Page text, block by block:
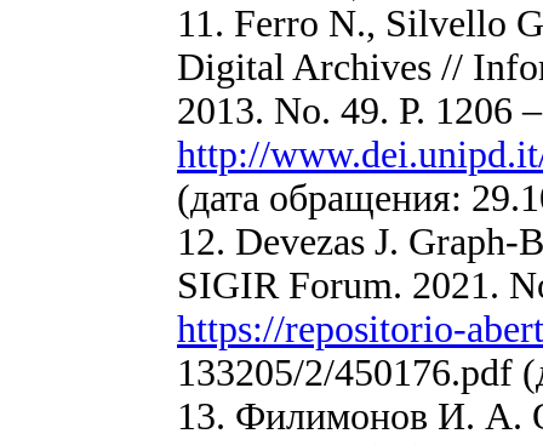
11. Ferro N., Silvello
Digital Archives //
2013. No. 49. P. 1206
http://
(дата обращения:
12. Devezas J.
SIGIR Forum. 2021.
https://repositorio-
133205/2/450176.pdf
13. Филимонов И. А.